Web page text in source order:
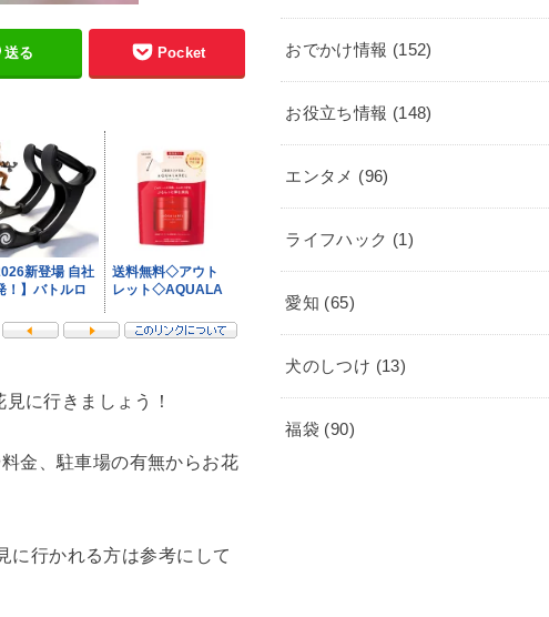
送る Pocket
に行きましょう！
金、駐車場の有無からお花
に行かれる方は参考にして
おでかけ情報 (152)
お役立ち情報 (148)
エンタメ (96)
ライフハック (1)
愛知 (65)
犬のしつけ (13)
福袋 (90)